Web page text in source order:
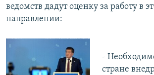
ведомств дадут оценку за работу в
направлении:
-
стране